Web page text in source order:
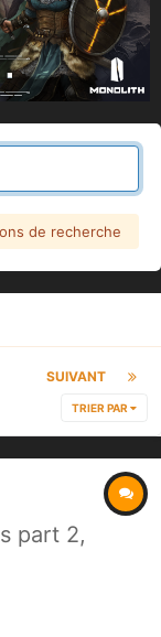
de recherche
SUIVANT
TRIER PAR
part 2,